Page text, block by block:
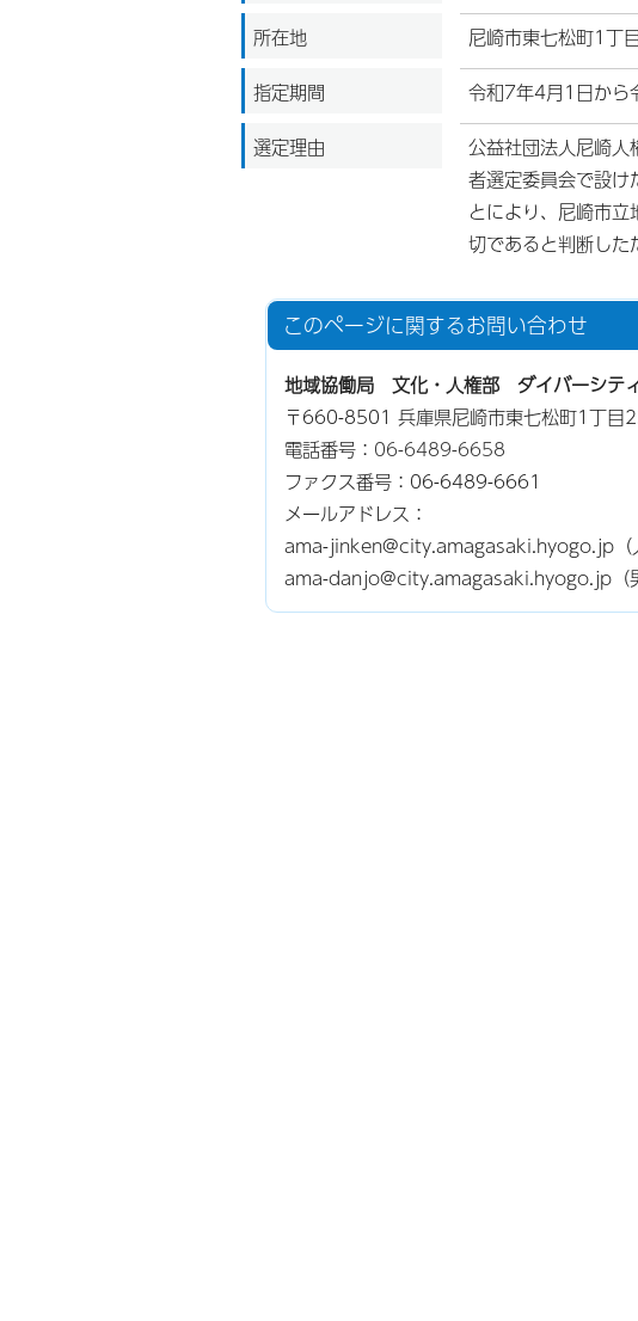
所在地
尼崎市東七松町1丁
指定期間
令和7年4月1日か
選定理由
公益社団法人尼崎人
者選定委員会で設け
とにより、尼崎市
切であると判断した
このページに関するお問い合わせ
地域協働局 文化・人権部 ダイバーシテ
〒660-8501 兵庫県尼崎市東七松町1丁目
電話番号： 06-6489-6658
ファクス番号：06-6489-6661
メールアドレス：
ama-jinken@city.amagasaki.hyogo.jp（
ama-danjo@city.amagasaki.hyogo.jp（男